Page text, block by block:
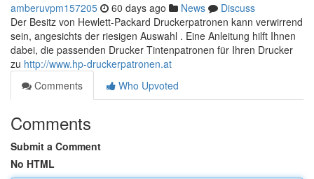
amberuvpm157205 60 days ago News
Discuss
Der Besitz von Hewlett-Packard Druckerpatronen kann verwirrend
sein, angesichts der riesigen Auswahl . Eine Anleitung hilft Ihnen
dabei, die passenden Drucker Tintenpatronen für Ihren Drucker
zu http://www.hp-druckerpatronen.at
Comments
Who Upvoted
Comments
Submit a Comment
No HTML